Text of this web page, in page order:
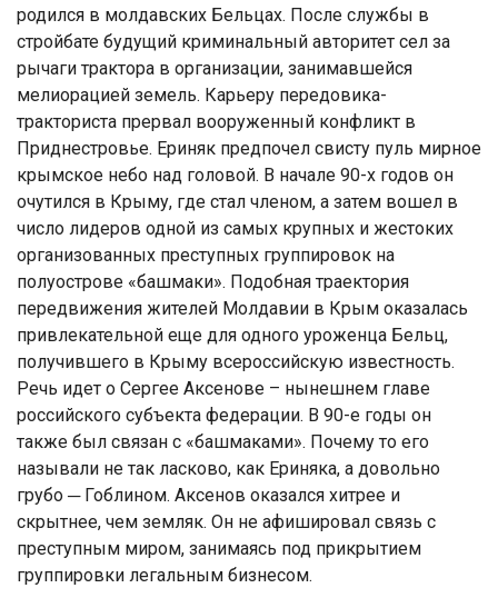
родился в молдавских Бельцах. После службы в
стройбате будущий криминальный авторитет сел за
рычаги трактора в организации, занимавшейся
мелиорацией земель. Карьеру передовика-
тракториста прервал вооруженный конфликт в
Приднестровье. Ериняк предпочел свисту пуль мирное
крымское небо над головой. В начале 90-х годов он
очутился в Крыму, где стал членом, а затем вошел в
число лидеров одной из самых крупных и жестоких
организованных преступных группировок на
полуострове «башмаки». Подобная траектория
передвижения жителей Молдавии в Крым оказалась
привлекательной еще для одного уроженца Бельц,
получившего в Крыму всероссийскую известность.
Речь идет о Сергее Аксенове – нынешнем главе
российского субъекта федерации. В 90-е годы он
также был связан с «башмаками». Почему то его
называли не так ласково, как Ериняка, а довольно
грубо ─ Гоблином. Аксенов оказался хитрее и
скрытнее, чем земляк. Он не афишировал связь с
преступным миром, занимаясь под прикрытием
группировки легальным бизнесом.